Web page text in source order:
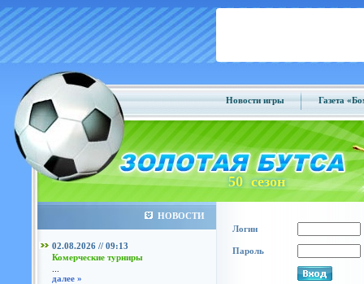
Новости игры Газета
50 сезон
НОВОСТИ
02.08.2026 // 09:13
Комерческие турниры
далее »
Логин
Пароль